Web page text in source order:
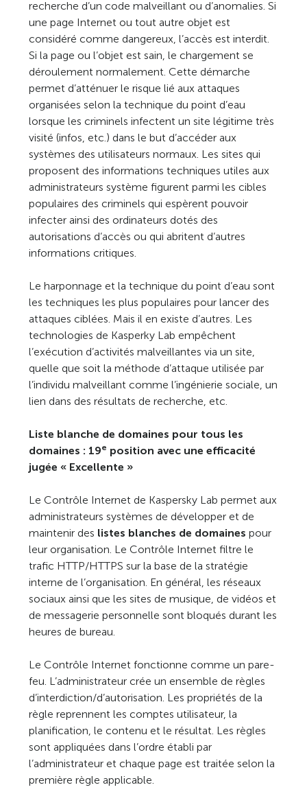
recherche d’un code malveillant ou d’anomalies. Si
une page Internet ou tout autre objet est
considéré comme dangereux, l’accès est interdit.
Si la page ou l’objet est sain, le chargement se
déroulement normalement. Cette démarche
permet d’atténuer le risque lié aux attaques
organisées selon la technique du point d’eau
lorsque les criminels infectent un site légitime très
visité (infos, etc.) dans le but d’accéder aux
systèmes des utilisateurs normaux. Les sites qui
proposent des informations techniques utiles aux
administrateurs système figurent parmi les cibles
populaires des criminels qui espèrent pouvoir
infecter ainsi des ordinateurs dotés des
autorisations d’accès ou qui abritent d’autres
informations critiques.
Le harponnage et la technique du point d’eau sont
les techniques les plus populaires pour lancer des
attaques ciblées. Mais il en existe d’autres. Les
technologies de Kasperky Lab empêchent
l’exécution d’activités malveillantes via un site,
quelle que soit la méthode d’attaque utilisée par
l’individu malveillant comme l’ingénierie sociale, un
lien dans des résultats de recherche, etc.
Liste blanche de domaines pour tous les
domaines : 19e position avec une efficacité
jugée « Excellente »
Le Contrôle Internet de Kaspersky Lab permet aux
administrateurs systèmes de développer et de
maintenir des listes blanches de domaines pour
leur organisation. Le Contrôle Internet filtre le
trafic HTTP/HTTPS sur la base de la stratégie
interne de l’organisation. En général, les réseaux
sociaux ainsi que les sites de musique, de vidéos et
de messagerie personnelle sont bloqués durant les
heures de bureau.
Le Contrôle Internet fonctionne comme un pare-
feu. L’administrateur crée un ensemble de règles
d’interdiction/d’autorisation. Les propriétés de la
règle reprennent les comptes utilisateur, la
planification, le contenu et le résultat. Les règles
sont appliquées dans l’ordre établi par
l’administrateur et chaque page est traitée selon la
première règle applicable.